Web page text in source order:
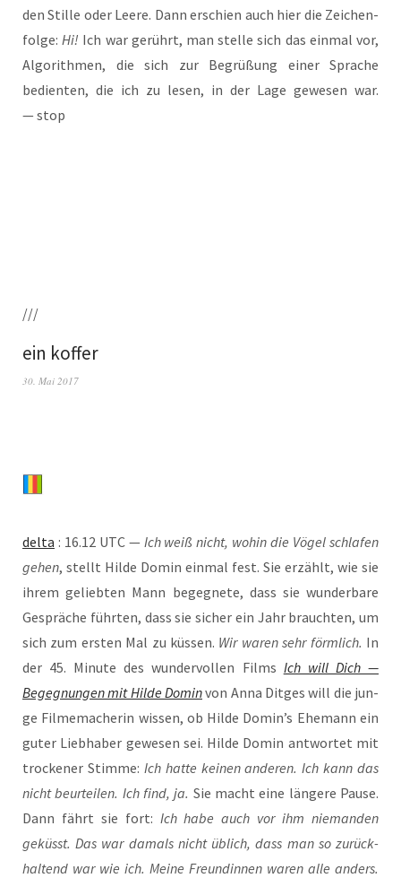
den Stil­le oder Lee­re. Dann erschien auch hier die Zei­chen­
fol­ge:Hi! Ich war gerührt, man stel­le sich das ein­mal vor,
Algo­rith­men, die sich zur Begrü­ßung einer Spra­che
bedien­ten, die ich zu lesen, in der Lage gewe­sen war.
— stop
///
ein koffer
30. Mai 2017
del­ta : 16.12 UTC — Ich weiß nicht, wohin die Vögel schla­fen
gehen, stellt Hil­de Domin ein­mal fest. Sie erzählt, wie sie
ihrem gelieb­ten Mann begeg­ne­te, dass sie wun­der­ba­re
Gesprä­che führ­ten, dass sie sicher ein Jahr brauch­ten, um
sich zum ers­ten Mal zu küs­sen. Wir waren sehr förm­lich. In
der 45. Minu­te des wun­der­vol­len Films Ich will Dich —
Begeg­nun­gen mit Hil­de Dominvon Anna Dit­ges will die jun­
ge Fil­me­ma­che­rin wis­sen, ob Hil­de Domin’s Ehe­mann ein
guter Lieb­ha­ber gewe­sen sei. Hil­de Domin ant­wor­tet mit
tro­cke­ner Stim­me: Ich hat­te kei­nen ande­ren. Ich kann das
nicht beur­tei­len. Ich find, ja. Sie macht eine län­ge­re Pau­se.
Dann fährt sie fort: Ich habe auch vor ihm nie­man­den
geküsst. Das war damals nicht üblich, dass man so zurück­
hal­tend war wie ich. Mei­ne Freun­din­nen waren alle anders.